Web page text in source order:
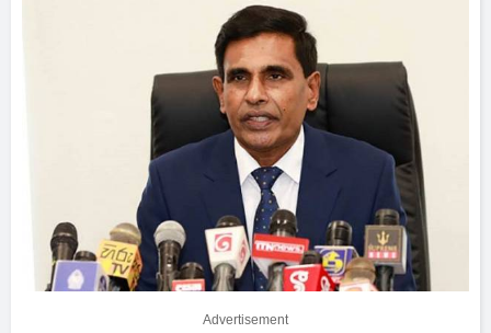
Advertisement